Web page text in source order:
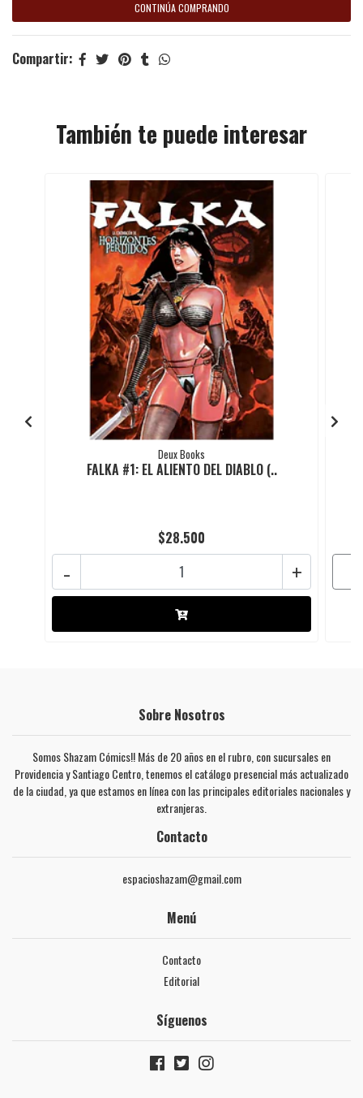
CONTINÚA COMPRANDO
Compartir:
También te puede interesar
Deux Books
FALKA #1: EL ALIENTO DEL DIABLO (..
$28.500
+
-
Sobre Nosotros
Somos Shazam Cómics!! Más de 20 años en el rubro, con sucursales en
Providencia y Santiago Centro, tenemos el catálogo presencial más actualizado
de la ciudad, ya que estamos en línea con las principales editoriales nacionales y
extranjeras.
Contacto
espacioshazam@gmail.com
Menú
Contacto
Editorial
Síguenos